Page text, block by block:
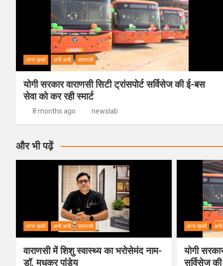
अन्य ख़बरें अभी अभी वाराणसी
योगी सरकार वाराणसी सिटी ट्रांसपोर्ट सर्विसेज की ई-बस
सेवा को कर रही स्मार्ट
8 months ago newslab
और भी पढ़ें
अन्य ख़बरें अभी अभी वाराणसी
वाराणसी में शिशु स्वास्थ्य का भरोसेमंद नाम-
डॉ. मधुकर पांडेय
अन्य ख़बरें अभी
योगी
सर्विसेज